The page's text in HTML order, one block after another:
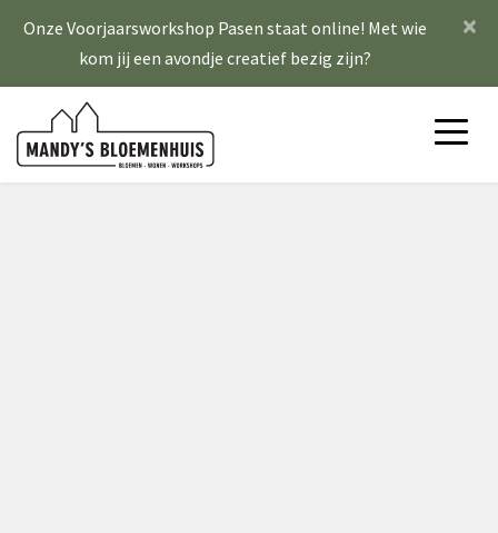
×
Onze Voorjaarsworkshop Pasen staat online! Met wie
kom jij een avondje creatief bezig zijn?